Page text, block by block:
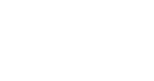
4:30-6:30 pm (CDMX)